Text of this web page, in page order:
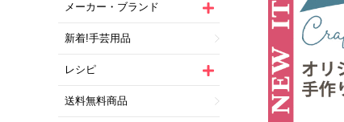
メーカー・ブランド
新着!手芸用品
レシピ
送料無料商品